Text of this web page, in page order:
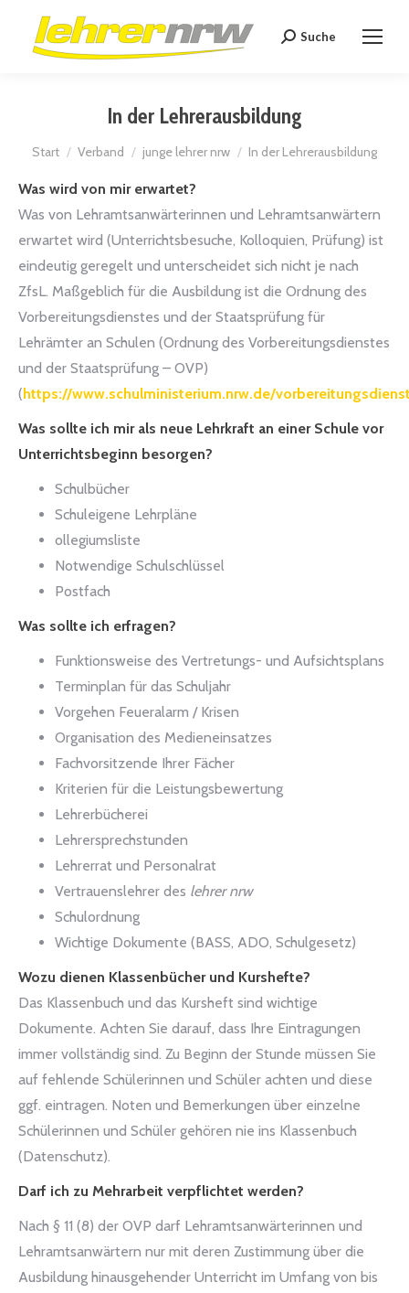
Search:
Suche
In der Lehrerausbildung
Sie befinden sich hier:
Start Verband junge lehrer nrw In der Lehrerausbildung
Was wird von mir erwartet?
Was von Lehramtsanwärterinnen und Lehramtsanwärtern
erwartet wird (Unterrichtsbesuche, Kolloquien, Prüfung) ist
eindeutig geregelt und unterscheidet sich nicht je nach
ZfsL. Maßgeblich für die Ausbildung ist die Ordnung des
Vorbereitungsdienstes und der Staatsprüfung für
Lehrämter an Schulen (Ordnung des Vorbereitungsdienstes
und der Staatsprüfung – OVP)
(https://www.schulministerium.nrw.de/
Was sollte ich mir als neue Lehrkraft an einer Schule vor
Unterrichtsbeginn besorgen?
Schulbücher
Schuleigene Lehrpläne
ollegiumsliste
Notwendige Schulschlüssel
Postfach
Was sollte ich erfragen?
Funktionsweise des Vertretungs- und Aufsichtsplans
Terminplan für das Schuljahr
Vorgehen Feueralarm / Krisen
Organisation des Medieneinsatzes
Fachvorsitzende Ihrer Fächer
Kriterien für die Leistungsbewertung
Lehrerbücherei
Lehrersprechstunden
Lehrerrat und Personalrat
Vertrauenslehrer des lehrer nrw
Schulordnung
Wichtige Dokumente (BASS, ADO, Schulgesetz)
Wozu dienen Klassenbücher und Kurshefte?
Das Klassenbuch und das Kursheft sind wichtige
Dokumente. Achten Sie darauf, dass Ihre Eintragungen
immer vollständig sind. Zu Beginn der Stunde müssen Sie
auf fehlende Schülerinnen und Schüler achten und diese
ggf. eintragen. Noten und Bemerkungen über einzelne
Schülerinnen und Schüler gehören nie ins Klassenbuch
(Datenschutz).
Darf ich zu Mehrarbeit verpflichtet werden?
Nach § 11 (8) der OVP darf Lehramtsanwärterinnen und
Lehramtsanwärtern nur mit deren Zustimmung über die
Ausbildung hinausgehender Unterricht im Umfang von bis